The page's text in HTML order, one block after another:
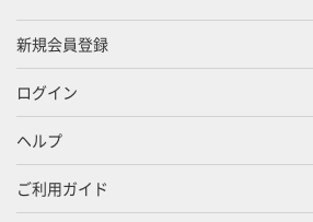
新規会員登録
ログイン
ヘルプ
ご利用ガイド